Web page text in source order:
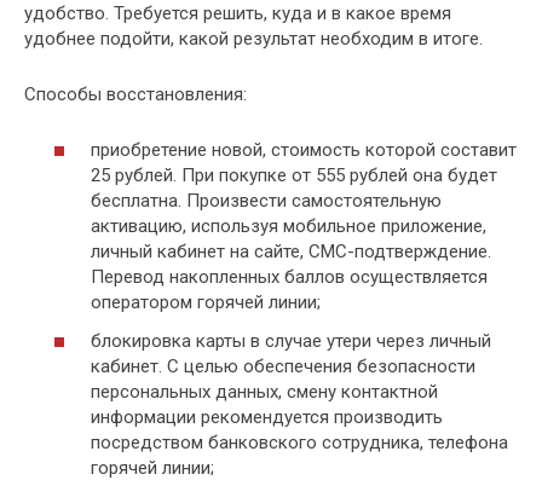
удобство. Требуется решить, куда и в какое время
удобнее подойти, какой результат необходим в итоге.
Способы восстановления:
приобретение новой, стоимость которой составит
25 рублей. При покупке от 555 рублей она будет
бесплатна. Произвести самостоятельную
активацию, используя мобильное приложение,
личный кабинет на сайте, СМС-подтверждение.
Перевод накопленных баллов осуществляется
оператором горячей линии;
блокировка карты в случае утери через личный
кабинет. С целью обеспечения безопасности
персональных данных, смену контактной
информации рекомендуется производить
посредством банковского сотрудника, телефона
горячей линии;